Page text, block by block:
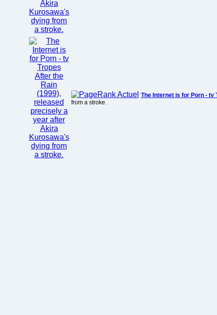
The Internet is for Porn - tv
from a stroke.